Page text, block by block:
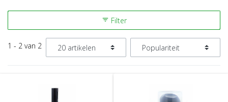
filter_list Filter
1 - 2 van 2